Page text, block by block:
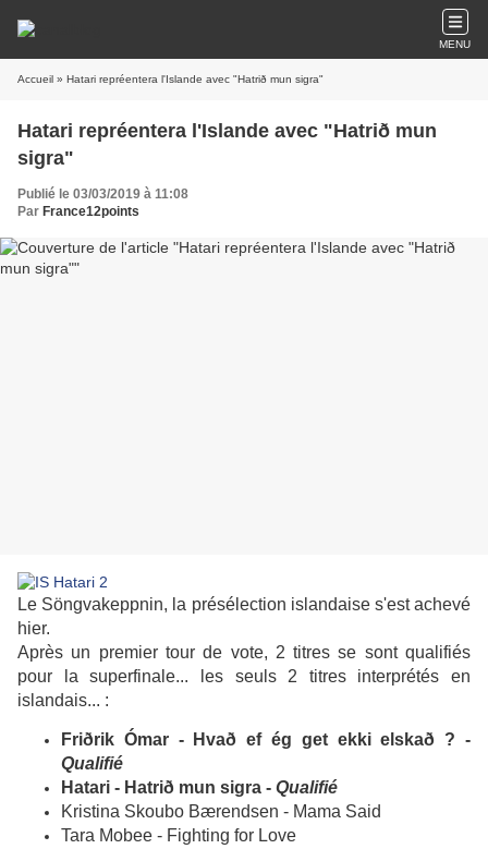
MENU
Accueil » Hatari repréentera l'Islande avec "Hatrið mun sigra"
Hatari repréentera l'Islande avec "Hatrið mun
sigra"
Publié le 03/03/2019 à 11:08
Par France12points
Le Söngvakeppnin, la présélection islandaise s'est achevé
hier.
Après un premier tour de vote, 2 titres se sont qualifiés
pour la superfinale... les seuls 2 titres interprétés en
islandais... :
Friðrik Ómar - Hvað ef ég get ekki elskað ? -
Qualifié
Hatari - Hatrið mun sigra - Qualifié
Kristina Skoubo Bærendsen - Mama Said
Tara Mobee - Fighting for Love